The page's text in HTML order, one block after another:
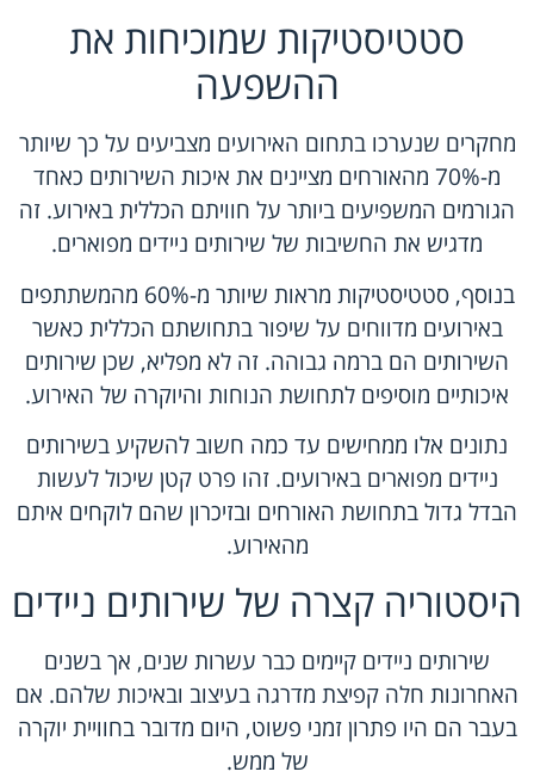
סטטיסטיקות שמוכיחות את
ההשפעה
מחקרים שנערכו בתחום האירועים מצביעים על כך שיותר
מ-70% מהאורחים מציינים את איכות השירותים כאחד
הגורמים המשפיעים ביותר על חוויתם הכללית באירוע. זה
מדגיש את החשיבות של שירותים ניידים מפוארים.
בנוסף, סטטיסטיקות מראות שיותר מ-60% מהמשתתפים
באירועים מדווחים על שיפור בתחושתם הכללית כאשר
השירותים הם ברמה גבוהה. זה לא מפליא, שכן שירותים
איכותיים מוסיפים לתחושת הנוחות והיוקרה של האירוע.
נתונים אלו ממחישים עד כמה חשוב להשקיע בשירותים
ניידים מפוארים באירועים. זהו פרט קטן שיכול לעשות
הבדל גדול בתחושת האורחים ובזיכרון שהם לוקחים איתם
מהאירוע.
היסטוריה קצרה של שירותים ניידים
שירותים ניידים קיימים כבר עשרות שנים, אך בשנים
האחרונות חלה קפיצת מדרגה בעיצוב ובאיכות שלהם. אם
בעבר הם היו פתרון זמני פשוט, היום מדובר בחוויית יוקרה
של ממש.